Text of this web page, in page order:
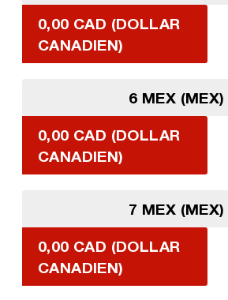
0,00 CAD (DOLLAR
CANADIEN)
6 MEX (MEX)
0,00 CAD (DOLLAR
CANADIEN)
7 MEX (MEX)
0,00 CAD (DOLLAR
CANADIEN)